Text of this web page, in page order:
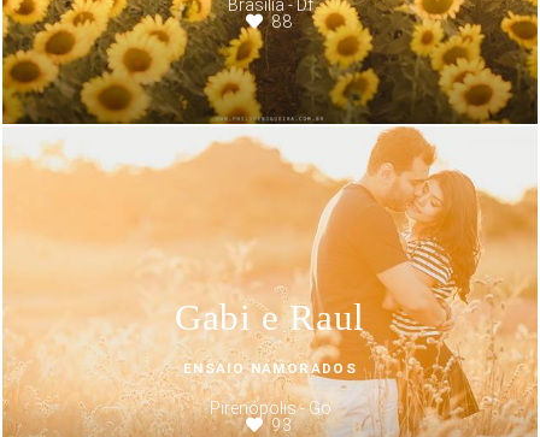
Brasília - Df
88
Gabi e Raul
ENSAIO NAMORADOS
Pirenópolis - Go
93